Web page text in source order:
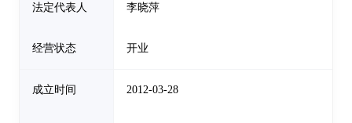
法定代表人 李晓萍
经营状态 开业
成立时间 2012-03-28